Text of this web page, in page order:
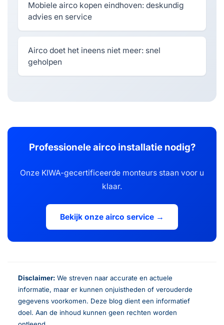
Mobiele airco kopen eindhoven: deskundig
advies en service
Airco doet het ineens niet meer: snel
geholpen
Professionele airco installatie nodig?
Onze KIWA-gecertificeerde monteurs staan voor u
klaar.
Bekijk onze airco service →
Disclaimer: We streven naar accurate en actuele
informatie, maar er kunnen onjuistheden of verouderde
gegevens voorkomen. Deze blog dient een informatief
doel. Aan de inhoud kunnen geen rechten worden